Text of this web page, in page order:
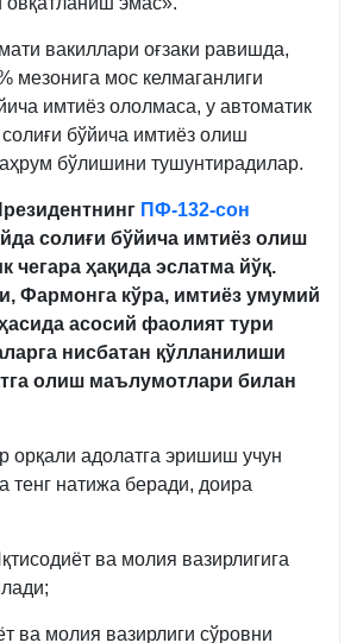
вакиллари оғзаки равишда,
мезонига мос келмаганлиги
имтиёз ололмаса, у автоматик
бўйича имтиёз олиш
бўлишини тушунтирадилар.
ПФ-132-сон
солиғи бўйича имтиёз олиш
чегара ҳақида эслатма йўқ.
Фармонга кўра, имтиёз умумий
асосий фаолият тури
нисбатан қўлланилиши
олиш маълумотлари билан
орқали адолатга эришиш учун
тенг натижа беради, доира
ва молия вазирлигига
ва молия вазирлиги сўровни